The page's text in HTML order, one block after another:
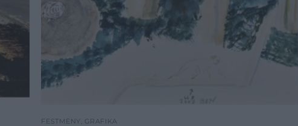
FESTMÉNY, GRAFIKA